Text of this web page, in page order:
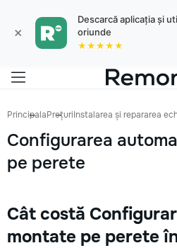
×
Descarcă aplicația și
oriunde
★★★★★
PrincipalaPrețuriInstalarea și repararea
Configurarea
pe perete
Cât costă
montate pe perete